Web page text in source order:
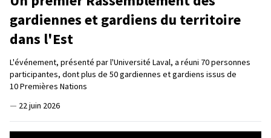
gardiennes et gardiens du territoire
dans l'Est
L'événement, présenté par l'Université Laval, a réuni 70 personnes
participantes, dont plus de 50 gardiennes et gardiens issus de
10 Premières Nations
— 22 juin 2026